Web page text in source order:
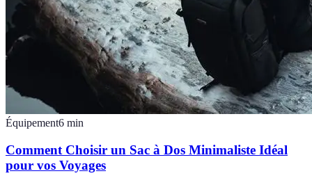
Équipement6 min
Comment Choisir un Sac à Dos Minimaliste Idéal
pour vos Voyages